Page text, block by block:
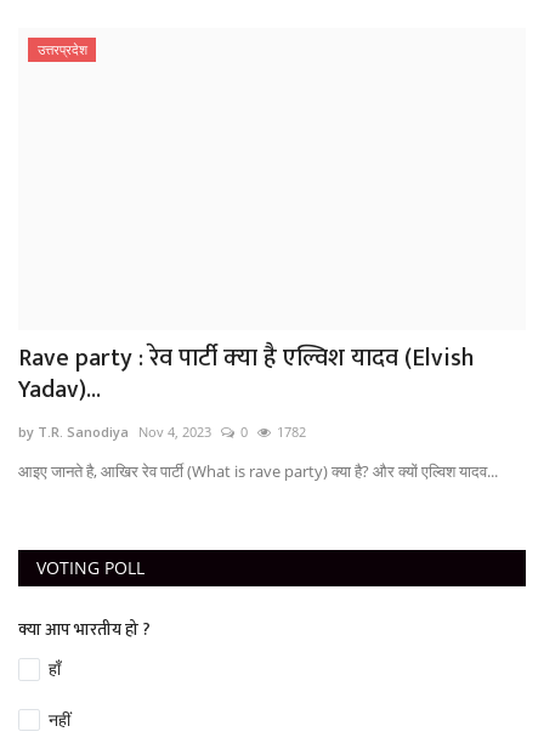
उत्तरप्रदेश
Rave party : रेव पार्टी क्‍या है एल्विश यादव (Elvish
Yadav)...
by T.R. Sanodiya Nov 4, 2023 0 1782
आइए जानते है, आखिर रेव पार्टी (What is rave party) क्‍या है? और क्यों एल्विश यादव...
VOTING POLL
क्या आप भारतीय हो ?
हाँ
नहीं